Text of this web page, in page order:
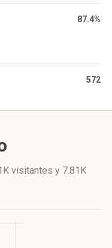
87.4%
572
visitantes y 7.81K